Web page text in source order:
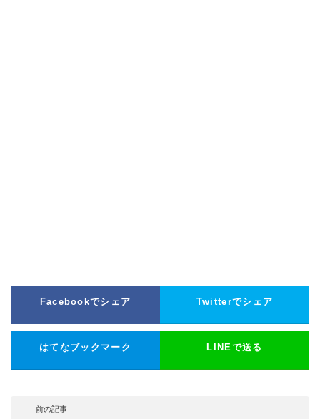
Facebookでシェア Twitterでシェア
はてなブックマーク LINEで送る
前の記事